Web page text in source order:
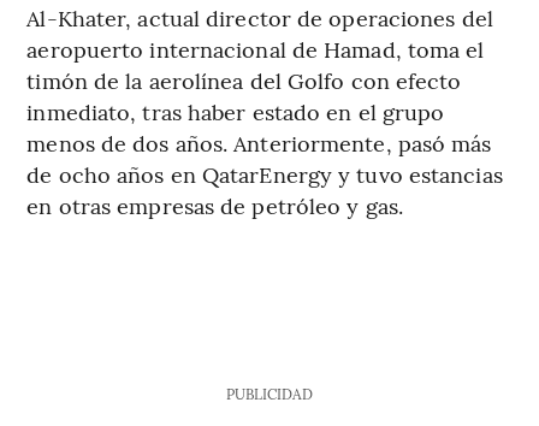
Al-Khater, actual director de operaciones del
aeropuerto internacional de Hamad, toma el
timón de la aerolínea del Golfo con efecto
inmediato, tras haber estado en el grupo
menos de dos años. Anteriormente, pasó más
de ocho años en QatarEnergy y tuvo estancias
en otras empresas de petróleo y gas.
PUBLICIDAD